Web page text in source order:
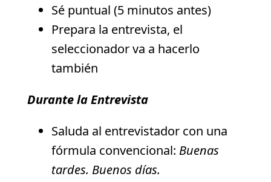
Sé puntual (5 minutos antes)
Prepara la entrevista, el
seleccionador va a hacerlo
también
Durante la Entrevista
Saluda al entrevistador con una
fórmula convencional: Buenas
tardes. Buenos días.